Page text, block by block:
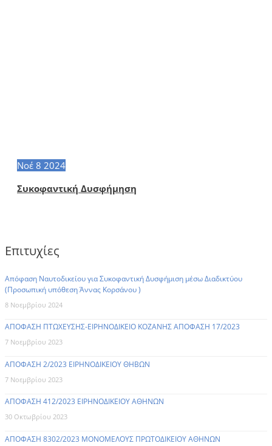
Νοέ 8 2024
Συκοφαντική Δυσφήμηση
Επιτυχίες
Απόφαση Ναυτοδικείου για Συκοφαντική Δυσφήμιση μέσω Διαδικτύου
(Προσωπική υπόθεση Άννας Κορσάνου )
8 Νοεμβρίου 2024
ΑΠΟΦΑΣΗ ΠΤΩΧΕΥΣΗΣ-ΕΙΡΗΝΟΔΙΚΕΙΟ ΚΟΖΑΝΗΣ ΑΠΟΦΑΣΗ 17/2023
7 Νοεμβρίου 2023
ΑΠΟΦΑΣΗ 2/2023 ΕΙΡΗΝΟΔΙΚΕΙΟΥ ΘΗΒΩΝ
7 Νοεμβρίου 2023
ΑΠΟΦΑΣΗ 412/2023 ΕΙΡΗΝΟΔΙΚΕΙΟΥ ΑΘΗΝΩΝ
30 Οκτωβρίου 2023
ΑΠΟΦΑΣΗ 8302/2023 ΜΟΝΟΜΕΛΟΥΣ ΠΡΩΤΟΔΙΚΕΙΟΥ ΑΘΗΝΩΝ